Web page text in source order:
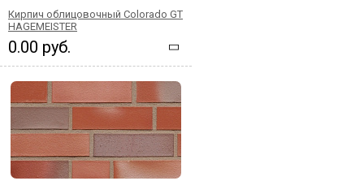
Кирпич облицовочный Colorado GT
HAGEMEISTER
0.00 руб.